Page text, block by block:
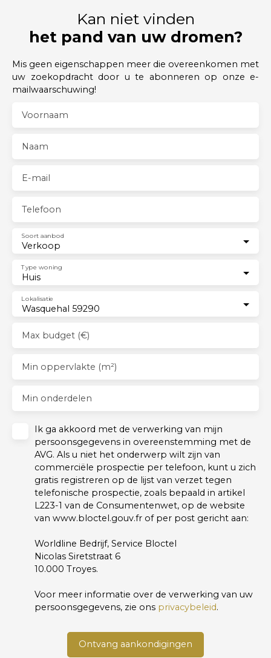
Kan niet vinden
het pand van uw dromen?
Mis geen eigenschappen meer die overeenkomen met
uw zoekopdracht door u te abonneren op onze e-
mailwaarschuwing!
Voornaam
Naam
E-mail
Telefoon
Verkoop
Soort aanbod
Huis
Type woning
Wasquehal 59290
Lokalisatie
Max budget (€)
Min oppervlakte (m²)
Min onderdelen
Ik ga akkoord met de verwerking van mijn
persoonsgegevens in overeenstemming met de
AVG. Als u niet het onderwerp wilt zijn van
commerciële prospectie per telefoon, kunt u zich
gratis registreren op de lijst van verzet tegen
telefonische prospectie, zoals bepaald in artikel
L223-1 van de Consumentenwet, op de website
van www.bloctel.gouv.fr of per post gericht aan:
Worldline Bedrijf, Service Bloctel
Nicolas Siretstraat 6
10.000 Troyes.
Voor meer informatie over de verwerking van uw
persoonsgegevens, zie ons privacybeleid.
Ontvang aankondigingen